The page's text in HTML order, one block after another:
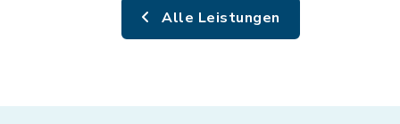
Alle Leistungen